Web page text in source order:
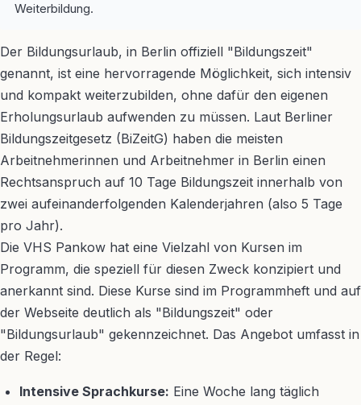
Weiterbildung.
Der Bildungsurlaub, in Berlin offiziell "Bildungszeit"
genannt, ist eine hervorragende Möglichkeit, sich intensiv
und kompakt weiterzubilden, ohne dafür den eigenen
Erholungsurlaub aufwenden zu müssen. Laut Berliner
Bildungszeitgesetz (BiZeitG) haben die meisten
Arbeitnehmerinnen und Arbeitnehmer in Berlin einen
Rechtsanspruch auf 10 Tage Bildungszeit innerhalb von
zwei aufeinanderfolgenden Kalenderjahren (also 5 Tage
pro Jahr).
Die VHS Pankow hat eine Vielzahl von Kursen im
Programm, die speziell für diesen Zweck konzipiert und
anerkannt sind. Diese Kurse sind im Programmheft und auf
der Webseite deutlich als "Bildungszeit" oder
"Bildungsurlaub" gekennzeichnet. Das Angebot umfasst in
der Regel:
Intensive Sprachkurse: Eine Woche lang täglich